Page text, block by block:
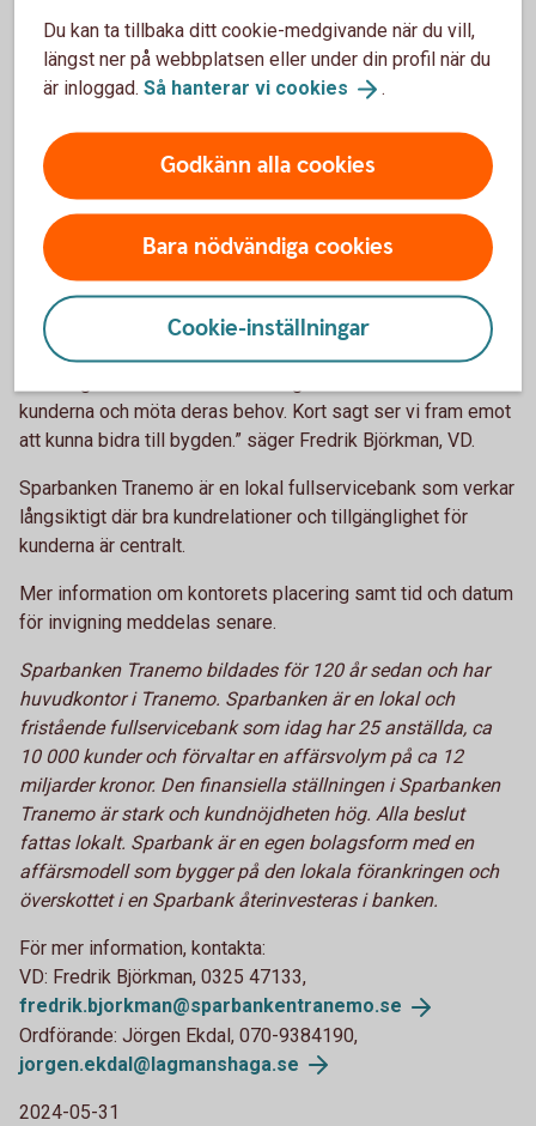
Under flera år har banken fått många nya kunder från
Gnosjöregionen och genom att öppna kontor i Gnosjö, kan
befintliga och nya kunder få en ännu bättre service. Bankens
satsning på bankkontor i Gnosjö innebär lokal banknärvaro
för att serva lokala företagare, privatpersoner och
föreningar.
Bankens ambition är att växa och bli en viktig aktör i och för
kommunen. Inför kontorsetableringen kommer flera nya
kundrådgivare inom privat och företag att rekryteras.
”Etableringen i Gnosjöregionen speglar vår ambition att
finnas tillgängliga där våra kunder finns. Genom denna
kunderna och möta deras behov. Kort sagt ser vi fram emot
att kunna bidra till bygden.” säger Fredrik Björkman, VD.
Sparbanken Tranemo är en lokal fullservicebank som verkar
långsiktigt där bra kundrelationer och tillgänglighet för
kunderna är centralt.
Mer information om kontorets placering samt tid och datum
för invigning meddelas senare.
Sparbanken Tranemo bildades för 120 år sedan och har
huvudkontor i Tranemo. Sparbanken är en lokal och
fristående fullservicebank som idag har 25 anställda, ca
10 000 kunder och förvaltar en affärsvolym på ca 12
miljarder kronor. Den finansiella ställningen i Sparbanken
Tranemo är stark och kundnöjdheten hög. Alla beslut
fattas lokalt. Sparbank är en egen bolagsform med en
affärsmodell som bygger på den lokala förankringen och
överskottet i en Sparbank återinvesteras i banken.
För mer information, kontakta:
VD: Fredrik Björkman, 0325 47133,
fredrik.bjorkman@sparbankentranemo.se
Ordförande: Jörgen Ekdal, 070-9384190,
jorgen.ekdal@lagmanshaga.se
2024-05-31
Du kan ta tillbaka ditt cookie-medgivande när du vill,
längst ner på webbplatsen eller under din profil när du
är inloggad. Så hanterar vi cookies .
Godkänn alla cookies
Bara nödvändiga cookies
Cookie-inställningar